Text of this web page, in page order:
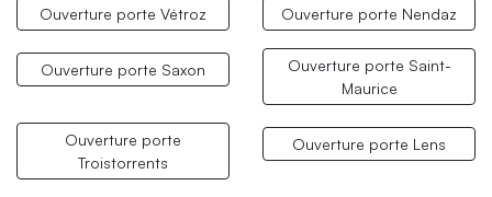
Ouverture porte Vétroz Ouverture porte Nendaz
Ouverture porte Saxon
Ouverture porte Saint-
Maurice
Ouverture porte
Troistorrents
Ouverture porte Lens